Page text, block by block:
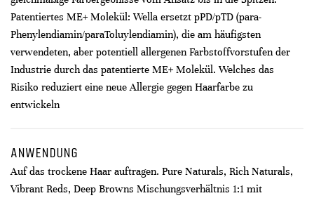
Patentiertes ME+ Molekül: Wella ersetzt pPD/pTD (para-
Phenylendiamin/paraToluylendiamin), die am häufigsten
verwendeten, aber potentiell allergenen Farbstoffvorstufen der
Industrie durch das patentierte ME+ Molekül. Welches das
Risiko reduziert eine neue Allergie gegen Haarfarbe zu
entwickeln
ANWENDUNG
Auf das trockene Haar auftragen. Pure Naturals, Rich Naturals,
Vibrant Reds, Deep Browns Mischungsverhältnis 1:1 mit